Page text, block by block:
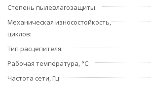
Степень пылевлагозащиты
Механическая износостойкость,
циклов
Тип расцепителя
Рабочая температура, °С
Частота сети, Гц